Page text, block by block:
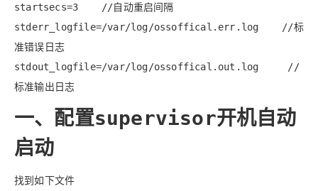
startsecs=3 //自动重启间隔
stderr_logfile=/var/log/ossoffical.err.log //标
准错误日志
stdout_logfile=/var/log/ossoffical.out.log //
标准输出日志
一、配置supervisor开机自动
启动
找到如下文件